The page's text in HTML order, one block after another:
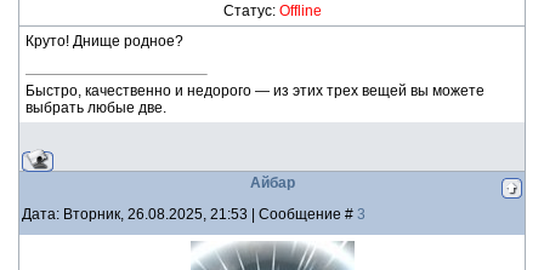
Статус: Offline
Круто! Днище родное?
Быстро, качественно и недорого — из этих трех вещей вы можете
выбрать любые две.
Айбар
Дата: Вторник, 26.08.2025, 21:53 | Сообщение # 3